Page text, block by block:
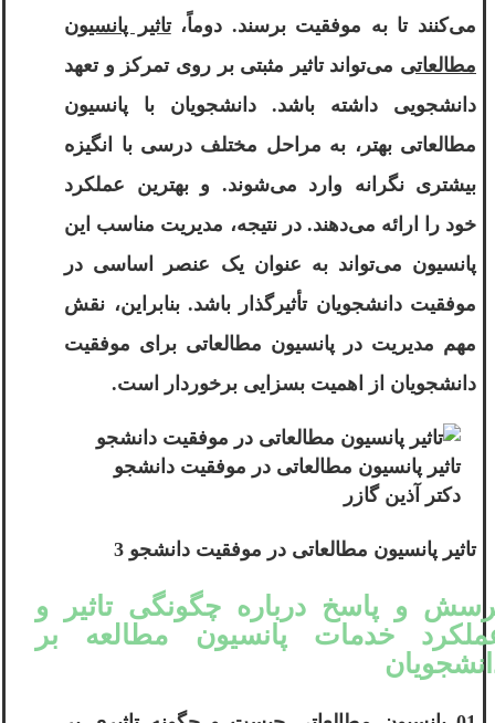
می‌کنند تا به موفقیت برسند. دوماً،تاثیر پانسیون
مطالعاتی می‌تواند تاثیر مثبتی بر روی تمرکز و تعهد
دانشجویی داشته باشد. دانشجویان با پانسیون
مطالعاتی بهتر، به مراحل مختلف درسی با انگیزه
بیشتری نگرانه وارد می‌شوند. و بهترین عملکرد
خود را ارائه می‌دهند. در نتیجه، مدیریت مناسب این
پانسیون می‌تواند به عنوان یک عنصر اساسی در
موفقیت دانشجویان تأثیرگذار باشد. بنابراین، نقش
مهم مدیریت در پانسیون مطالعاتی برای موفقیت
دانشجویان از اهمیت بسزایی برخوردار است.
تاثیر پانسیون مطالعاتی در موفقیت دانشجو
دکتر آذین گازر
تاثیر پانسیون مطالعاتی در موفقیت دانشجو 3
و پاسخ درباره چگونگی تاثیر و
خدمات پانسیون مطالعه بر